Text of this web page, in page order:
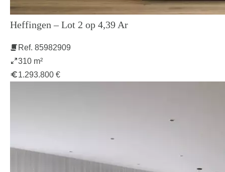
Heffingen – Lot 2 op 4,39 Ar
Ref. 85982909
310 m²
1.293.800 €